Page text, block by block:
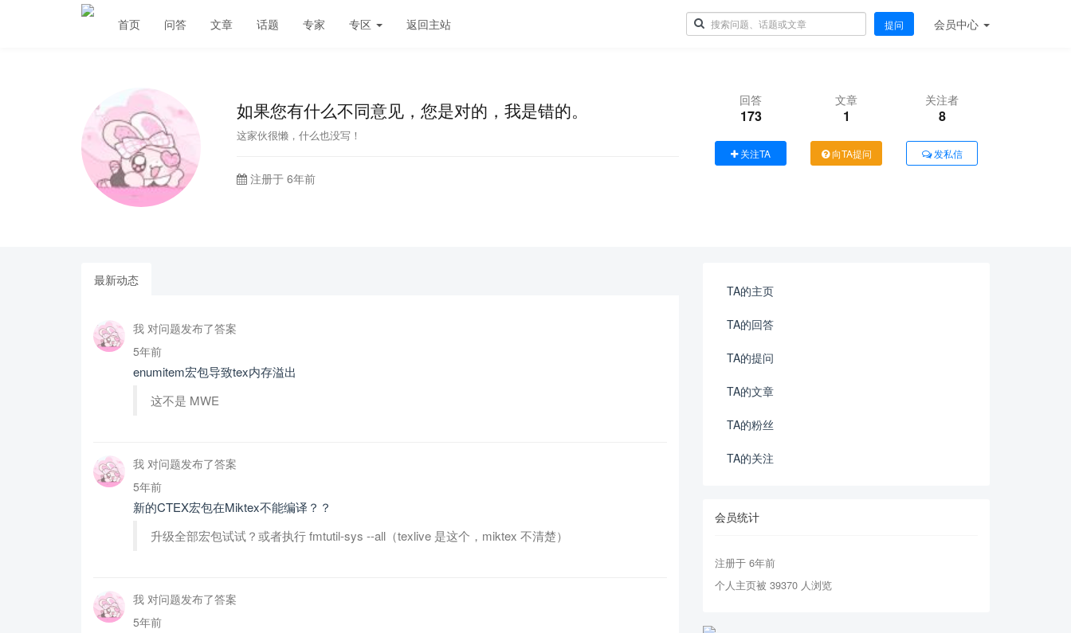
首页 问答 文章 话题 专家 专区 返回主站 提问 会员中心
如果您有什么不同意见，您是对的，我是错的。
这家伙很懒，什么也没写！
注册于 6年前
回答
173
文章
1
关注者
8
关注TA 向TA提问 发私信
最新动态
我 对问题发布了答案
5年前
enumitem宏包导致tex内存溢出
这不是 MWE
我 对问题发布了答案
5年前
新的CTEX宏包在Miktex不能编译？？
升级全部宏包试试？或者执行 fmtutil-sys --all（texlive 是这个，miktex 不清楚）
我 对问题发布了答案
5年前
TA的主页
TA的回答
TA的提问
TA的文章
TA的粉丝
TA的关注
会员统计
注册于 6年前
个人主页被 39370 人浏览